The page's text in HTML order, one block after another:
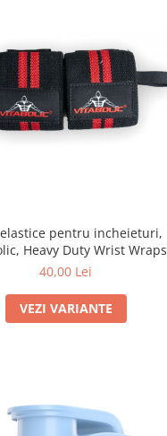
elastice pentru incheieturi,
Heavy Duty Wrist Wraps
40,00 Lei
VEZI VARIANTE